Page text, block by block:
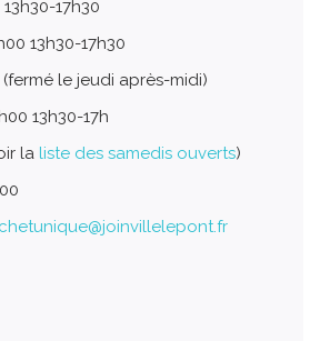
17h30
13h30-17h30
le jeudi après-midi)
13h30-17h
la liste des samedis ouverts)